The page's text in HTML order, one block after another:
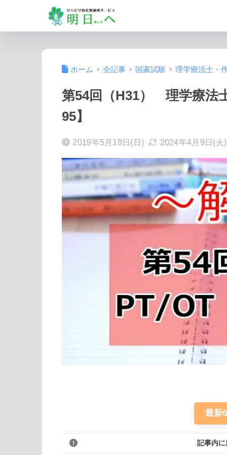
ホーム 全記事 国家試験 理学療法士・
第54回（H31） 理学療法
95】
2019年5月19日(日) 2024年4月9日(火)
最新
記事内